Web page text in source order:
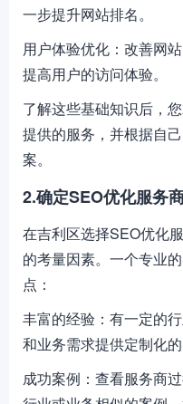
一步提升网站排名。
用户体验优化：改善网
提高用户的访问体验。
了解这些基础知识后，
提供的服务，并根据自
案。
2.确定SEO优化服务
在吉利区选择SEO优化
的考量因素。一个专业
点：
丰富的经验：有一定的
和业务需求提供定制化的
成功案例：查看服务商